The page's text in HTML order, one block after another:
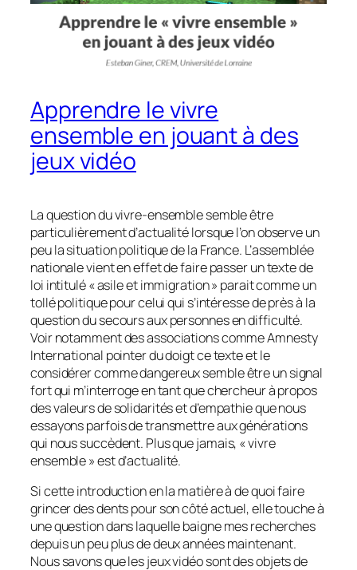
Apprendre le vivre
ensemble en jouant à des
jeux vidéo
La question du vivre-ensemble semble être
particulièrement d’actualité lorsque l’on observe un
peu la situation politique de la France. L’assemblée
nationale vient en effet de faire passer un texte de
loi intitulé « asile et immigration » parait comme un
tollé politique pour celui qui s’intéresse de près à la
question du secours aux personnes en difficulté.
Voir notamment des associations comme Amnesty
International pointer du doigt ce texte et le
considérer comme dangereux semble être un signal
fort qui m’interroge en tant que chercheur à propos
des valeurs de solidarités et d’empathie que nous
essayons parfois de transmettre aux générations
qui nous succèdent. Plus que jamais, « vivre
ensemble » est d’actualité.
Si cette introduction en la matière à de quoi faire
grincer des dents pour son côté actuel, elle touche à
une question dans laquelle baigne mes recherches
depuis un peu plus de deux années maintenant.
Nous savons que les jeux vidéo sont des objets de